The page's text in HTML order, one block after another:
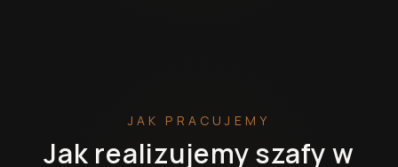
JAK PRACUJEMY
Jak realizujemy szafy w